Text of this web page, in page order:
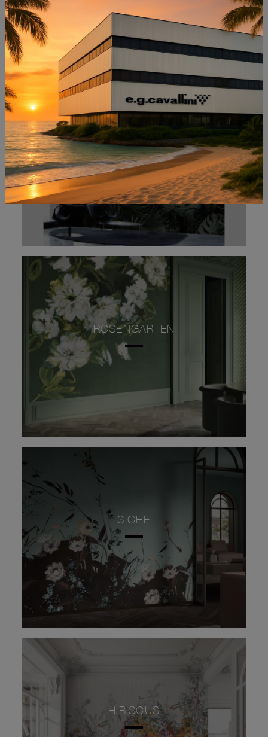
NON PERDERTI ANCHE:
HIDDEN FLOWER
ROSENGARTEN
SICHE
HIBISCUS